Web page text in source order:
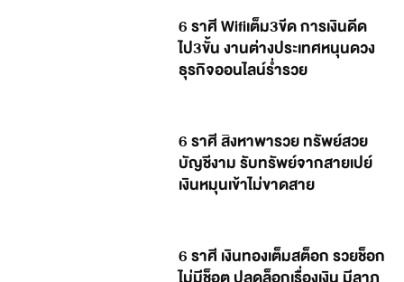
6 ราศี Wifiเต็ม3ขีด การเงินดีด
ไป3ขั้น งานต่างประเทศหนุนดวง
ธุรกิจออนไลน์ร่ำรวย
6 ราศี สิงหาพารวย ทรัพย์สวย
บัญชีงาม รับทรัพย์จากสายเปย์
เงินหมุนเข้าไม่ขาดสาย
6 ราศี เงินทองเต็มสต็อก รวยช็อก